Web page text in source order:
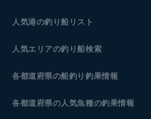
人気港の釣り船リスト
人気エリアの釣り船検索
各都道府県の船釣り釣果情報
各都道府県の人気魚種の釣果情報